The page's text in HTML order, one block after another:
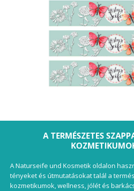
A TERMÉSZETES
A Naturseife und Kosmetik oldalon
tényeket és útmutatásokat talál a
kozmetikumok, wellness, jólét és